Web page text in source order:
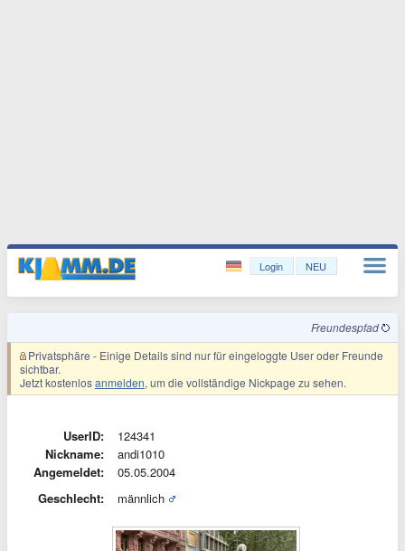
Login NEU
Freundespfad
Privatsphäre - Einige Details sind nur für eingeloggte User oder Freunde
sichtbar.
Jetzt kostenlosanmelden, um die vollständige Nickpage zu sehen.
UserID:
124341
Nickname:
andi1010
Angemeldet:
05.05.2004
Geschlecht:
männlich